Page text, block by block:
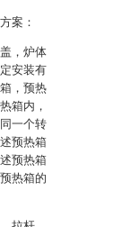
案：
，炉体
安装有
，预热
箱内，
一个转
预热箱
预热箱
热箱的